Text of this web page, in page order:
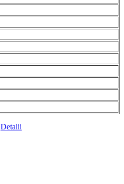
Detalii